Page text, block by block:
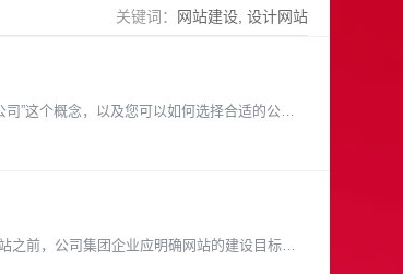
关键词： 网站建设 设计网站
前，公司集团企业应明确网站的建设目标。